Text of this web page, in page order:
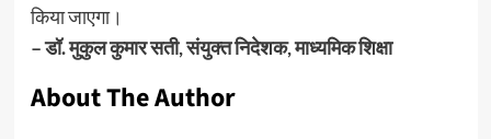
किया जाएगा।
– डॉ. मुकुल कुमार सती, संयुक्त निदेशक, माध्यमिक शिक्षा
About The Author